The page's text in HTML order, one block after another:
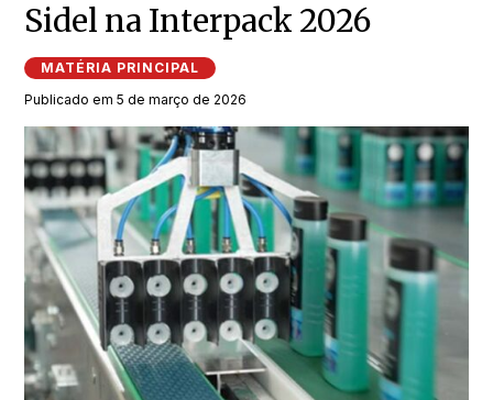
Sidel na Interpack 2026
MATÉRIA PRINCIPAL
Publicado em 5 de março de 2026